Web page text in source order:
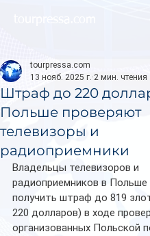
Штраф до 220
Польше проверяют
телевизоры и
радиоприемники
tourpressa.com
13 нояб. 2025 г. 2 мин. чтения
Владельцы телевизоров и
радиоприемников в Польше
получить штраф до 819
220 долларов) в ходе
организованных Польской